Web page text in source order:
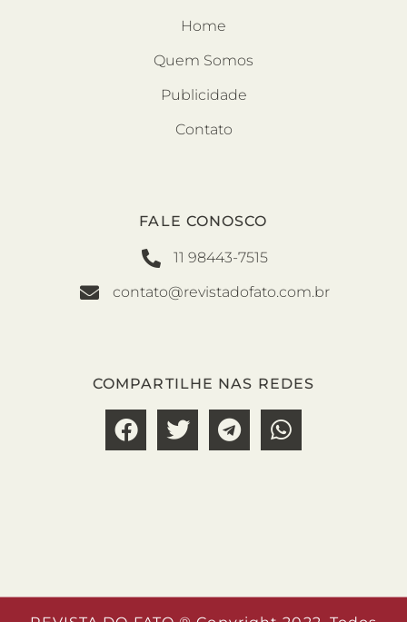
Home
Quem Somos
Publicidade
Contato
FALE CONOSCO
11 98443-7515
contato@revistadofato.com.br
COMPARTILHE NAS REDES